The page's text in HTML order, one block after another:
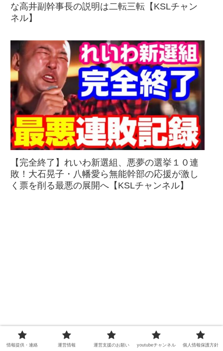
な高井副幹事長の説明は二転三転【KSLチャン
ネル】
【完全終了】れいわ新選組、悪夢の選挙１０連
敗！大石晃子・八幡愛ら無能幹部の応援が激し
く票を削る最悪の展開へ【KSLチャンネル】
情報提供・連絡 運営情報 運営支援のお願い youtubeチャンネル 個人情報保護方針